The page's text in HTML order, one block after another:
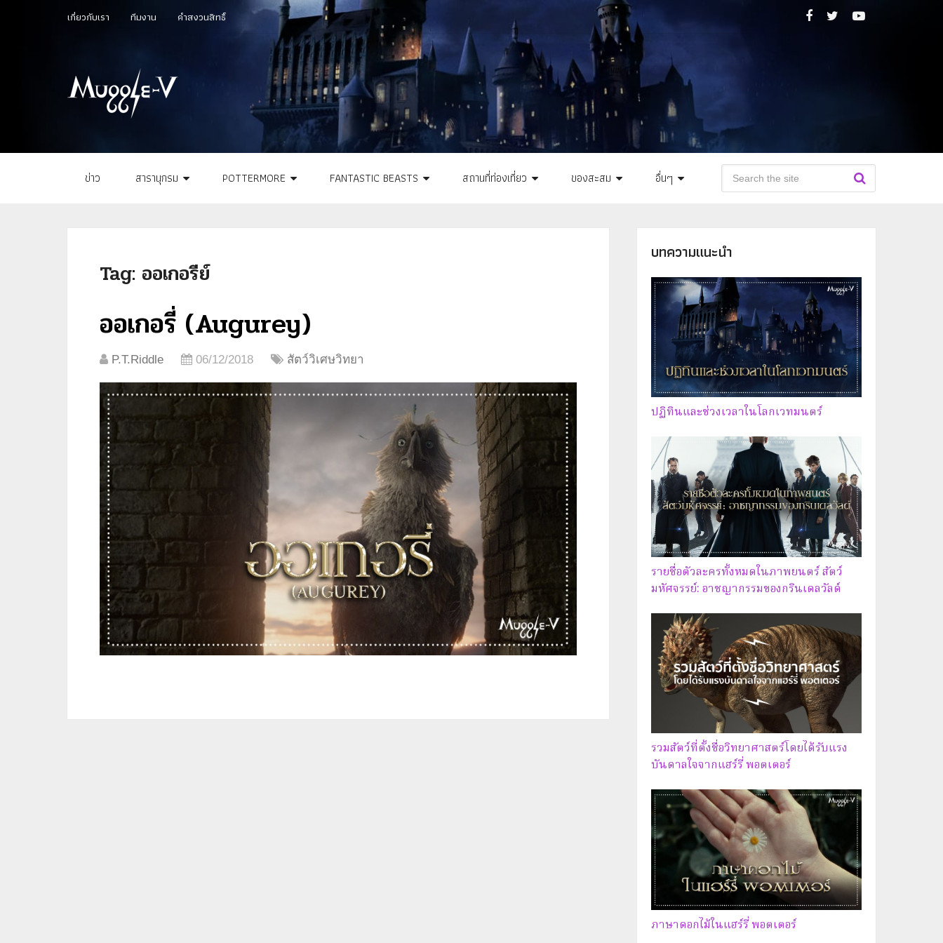
เกี่ยวกับเรา ทีมงาน คำสงวนสิทธิ์
ข่าว สารานุกรม POTTERMORE FANTASTIC BEASTS สถานที่ท่องเที่ยว ของสะสม อื่นๆ
Tag: ออเกอรีย์
ออเกอรี่ (Augurey)
P.T.Riddle 06/12/2018 สัตว์วิเศษวิทยา
บทความแนะนำ
ปฏิทินและช่วงเวลาในโลกเวทมนตร์
รายชื่อตัวละครทั้งหมดในภาพยนตร์ สัตว์
มหัศจรรย์: อาชญากรรมของกรินเดลวัลด์
รวมสัตว์ที่ตั้งชื่อวิทยาศาสตร์โดยได้รับแรง
บันดาลใจจากแฮร์รี่ พอตเตอร์
ภาษาดอกไม้ในแฮร์รี่ พอตเตอร์